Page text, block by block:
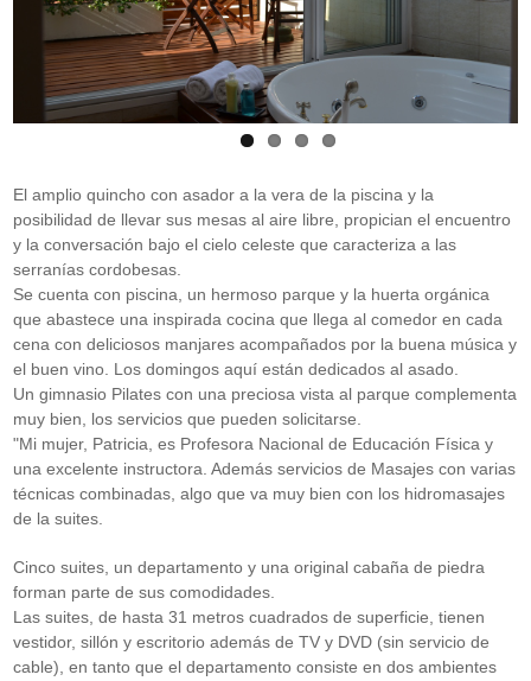
El amplio quincho con asador a la vera de la piscina y la
posibilidad de llevar sus mesas al aire libre, propician el encuentro
y la conversación bajo el cielo celeste que caracteriza a las
serranías cordobesas.
Se cuenta con piscina, un hermoso parque y la huerta orgánica
que abastece una inspirada cocina que llega al comedor en cada
cena con deliciosos manjares acompañados por la buena música y
el buen vino. Los domingos aquí están dedicados al asado.
Un gimnasio Pilates con una preciosa vista al parque complementa
muy bien, los servicios que pueden solicitarse.
"Mi mujer, Patricia, es Profesora Nacional de Educación Física y
una excelente instructora. Además servicios de Masajes con varias
técnicas combinadas, algo que va muy bien con los hidromasajes
de la suites.
Cinco suites, un departamento y una original cabaña de piedra
forman parte de sus comodidades.
Las suites, de hasta 31 metros cuadrados de superficie, tienen
vestidor, sillón y escritorio además de TV y DVD (sin servicio de
cable), en tanto que el departamento consiste en dos ambientes